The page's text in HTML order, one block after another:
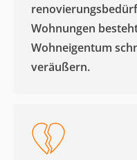
Wohnungen
Wohneigentum
veräußern. ​